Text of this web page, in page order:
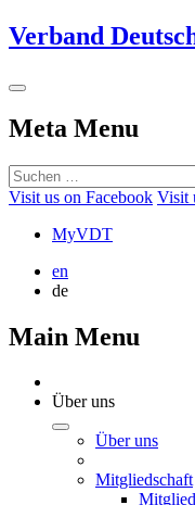
Verband
Meta Menu
Visit us on Facebook Visit
MyVDT
en
de
Main Menu
Über uns
Über uns
Mitgliedschaft